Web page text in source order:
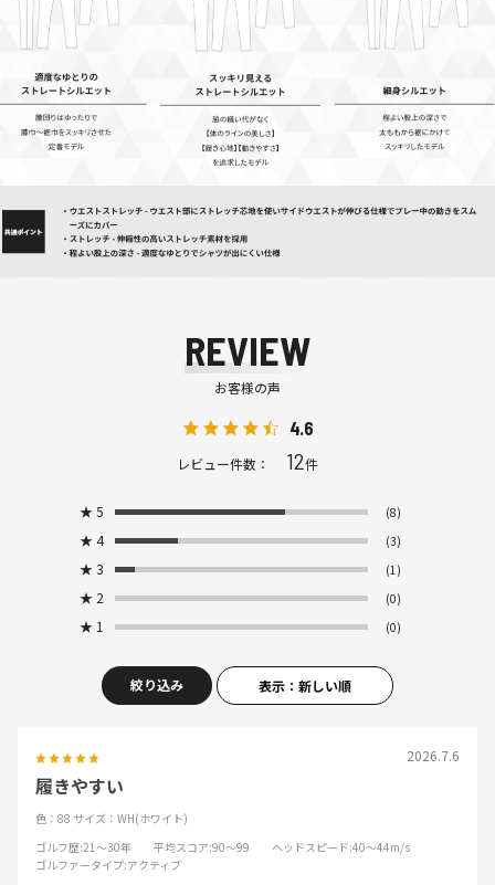
REVIEW
お客様の声
4.6
レビュー件数： 12件
★ 5 (8)
★ 4 (3)
★ 3 (1)
★ 2 (0)
★ 1 (0)
絞り込み 表示：新しい順
2026.7.6
履きやすい
色：88 サイズ：WH(ホワイト)
ゴルフ歴:21～30年 平均スコア:90～99 ヘッドスピード:40～44m/s
ゴルファータイプ:アクティブ